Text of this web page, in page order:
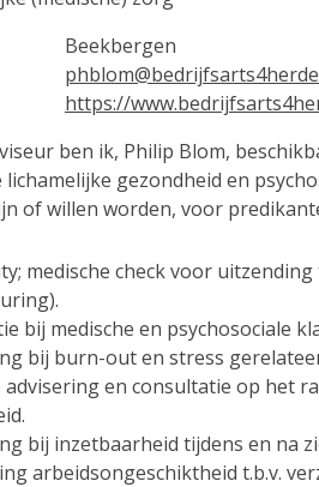
Beekbergen
https://
ben ik, Philip Blom,
lichamelijke gezondheid en
of willen worden, voor
medische check voor
bij medische en psychosociale
bij burn-out en stress
advisering en consultatie op het
bij inzetbaarheid tijdens en na
arbeidsongeschiktheid t.b.v.